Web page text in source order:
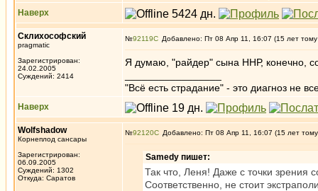
Наверх
Склихософский
pragmatic
Зарегистрирован:
24.02.2005
Суждений: 2414
№92119 Добавлено: Пт 08 Апр 11, 16:07 (15 лет
Я думаю, "райдер" сына ННР, конечно,
"Всё есть страдание" - это диагноз не
Наверх
Wolfshadow
Корнеплод сансары
Зарегистрирован:
06.09.2005
Суждений: 1302
Откуда: Саратов
№92120 Добавлено: Пт 08 Апр 11, 16:07 (15 лет
Samedy пишет:
Так что, Леня! Даже с точки зрения
Соответственно, не стоит